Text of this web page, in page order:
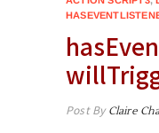
Post ByClaire